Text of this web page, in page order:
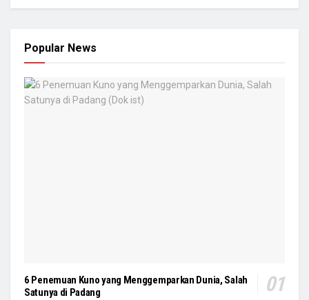
Popular News
6 Penemuan Kuno yang Menggemparkan Dunia, Salah
Satunya di Padang